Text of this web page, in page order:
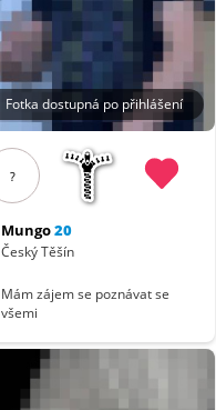
Fotka dostupná po přihlášení
?
Mungo20
Český Těšín
Mám zájem se poznávat se
všemi